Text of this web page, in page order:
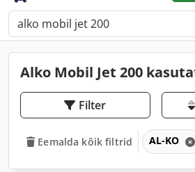
Alko Mobil Jet 200
Filter
Eemalda kõik filtrid AL-KO